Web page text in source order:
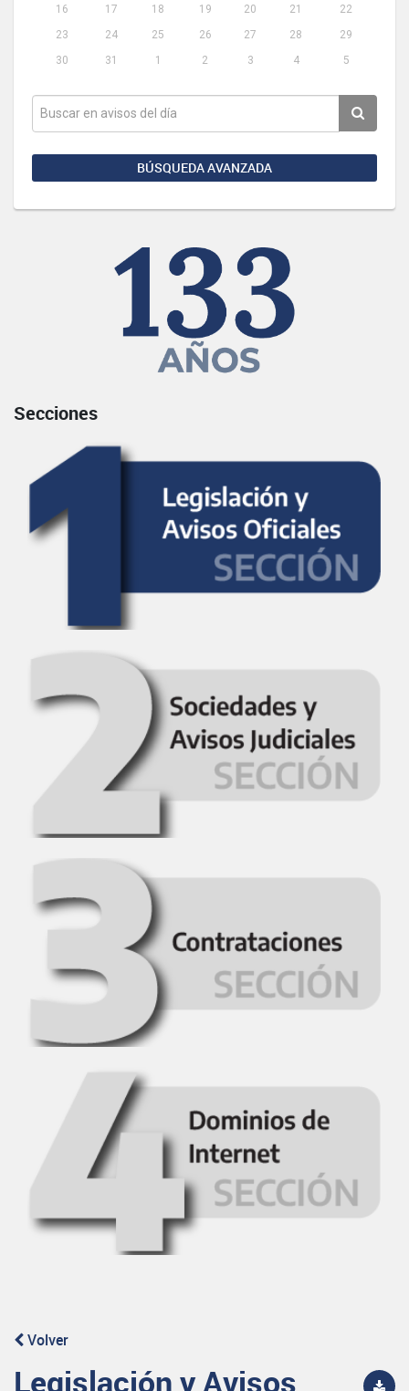
16
17 18 19 20 21
22
23
24 25 26 27 28
29
30
31 1 2 3 4 5
BÚSQUEDA AVANZADA
Secciones
Volver
Legislación y Avisos